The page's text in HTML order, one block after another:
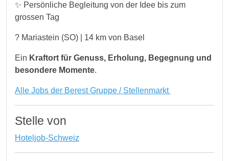
✨ Persönliche Begleitung von der Idee bis zum
grossen Tag
? Mariastein (SO) | 14 km von Basel
Ein Kraftort für Genuss, Erholung, Begegnung und
besondere Momente.
Alle Jobs der Berest Gruppe / Stellenmarkt
Stelle von
Hoteljob-Schweiz